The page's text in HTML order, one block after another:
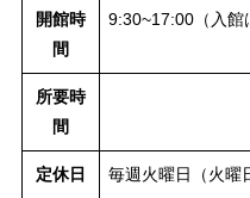
開館時
間
9:30~17:00（入館
所要時
間
定休日 毎週火曜日（火曜